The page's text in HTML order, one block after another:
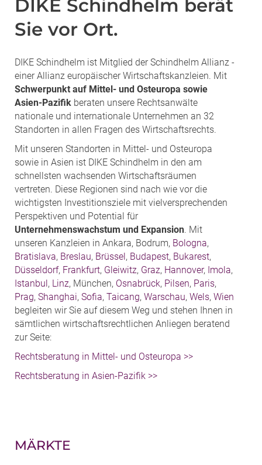
DIKE Schindhelm berät
Sie vor Ort.
DIKE Schindhelm ist Mitglied der Schindhelm Allianz -
einer Allianz europäischer Wirtschaftskanzleien. Mit
Schwerpunkt auf Mittel- und Osteuropa sowie
Asien-Pazifik beraten unsere Rechtsanwälte
nationale und internationale Unternehmen an 32
Standorten in allen Fragen des Wirtschaftsrechts.
Mit unseren Standorten in Mittel- und Osteuropa
sowie in Asien ist DIKE Schindhelm in den am
schnellsten wachsenden Wirtschaftsräumen
vertreten. Diese Regionen sind nach wie vor die
wichtigsten Investitionsziele mit vielversprechenden
Perspektiven und Potential für
Unternehmenswachstum und Expansion. Mit
unseren Kanzleien in Ankara, Bodrum, Bologna,
Bratislava, Breslau, Brüssel, Budapest, Bukarest,
Düsseldorf, Frankfurt, Gleiwitz, Graz, Hannover, Imola,
Istanbul, Linz, München, Osnabrück, Pilsen, Paris,
Prag, Shanghai, Sofia, Taicang, Warschau, Wels, Wien
begleiten wir Sie auf diesem Weg und stehen Ihnen in
sämtlichen wirtschaftsrechtlichen Anliegen beratend
zur Seite:
Rechtsberatung in Mittel- und Osteuropa >>
Rechtsberatung in Asien-Pazifik >>
MÄRKTE